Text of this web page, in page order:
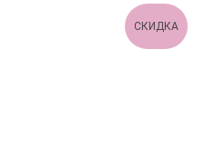
СКИДКА